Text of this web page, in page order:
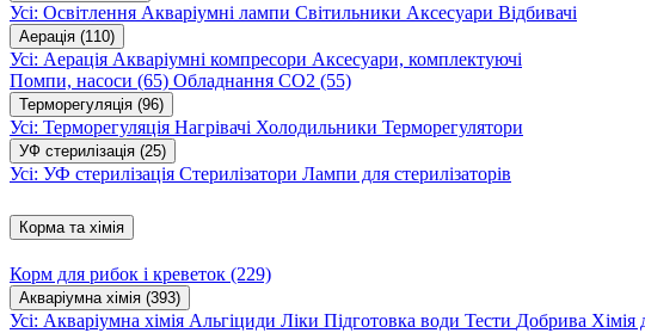
Усі: Освітлення Акваріумні лампи Світильники Аксесуари Відбивачі
Аерація (110)
Усі: Аерація Акваріумні компресори Аксесуари, комплектуючі
Помпи, насоси (65) Обладнання CO2 (55)
Терморегуляція (96)
Усі: Терморегуляція Нагрівачі Холодильники Терморегулятори
УФ стерилізація (25)
Усі: УФ стерилізація Стерилізатори Лампи для стерилізаторів
Корма та хімія
Корм для рибок і креветок (229)
Акваріумна хімія (393)
Усі: Акваріумна хімія Альгіциди Ліки Підготовка води Тести Добрива Хімія